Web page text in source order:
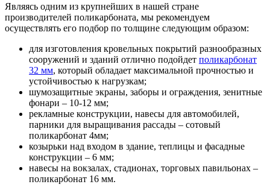
Являясь одним из крупнейших в нашей стране
производителей поликарбоната, мы рекомендуем
осуществлять его подбор по толщине следующим образом:
для изготовления кровельных покрытий разнообразных
сооружений и зданий отлично подойдет поликарбонат
32 мм, который обладает максимальной прочностью и
устойчивостью к нагрузкам;
шумозащитные экраны, заборы и ограждения, зенитные
фонари – 10-12 мм;
рекламные конструкции, навесы для автомобилей,
парники для выращивания рассады – сотовый
поликарбонат 4мм;
козырьки над входом в здание, теплицы и фасадные
конструкции – 6 мм;
навесы на вокзалах, стадионах, торговых павильонах –
поликарбонат 16 мм.